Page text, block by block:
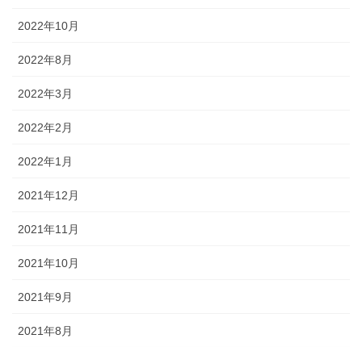
2022年10月
2022年8月
2022年3月
2022年2月
2022年1月
2021年12月
2021年11月
2021年10月
2021年9月
2021年8月